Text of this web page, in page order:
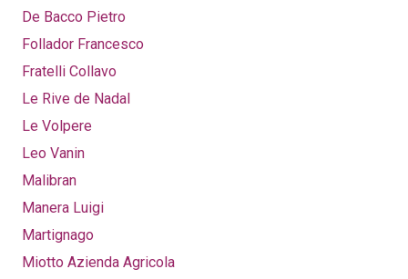
De Bacco Pietro
Follador Francesco
Fratelli Collavo
Le Rive de Nadal
Le Volpere
Leo Vanin
Malibran
Manera Luigi
Martignago
Miotto Azienda Agricola